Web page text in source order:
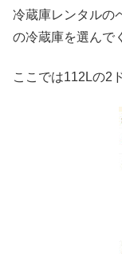
冷蔵庫レンタルの
の冷蔵庫を選んで
ここでは112Lの2